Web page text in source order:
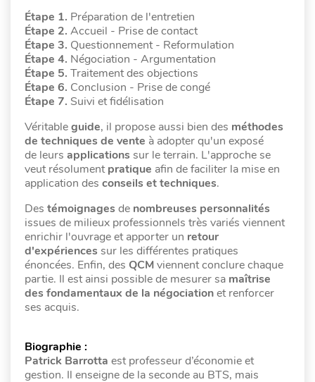
Étape 1. Préparation de l'entretien
Étape 2. Accueil - Prise de contact
Étape 3. Questionnement - Reformulation
Étape 4. Négociation - Argumentation
Étape 5. Traitement des objections
Étape 6. Conclusion - Prise de congé
Étape 7. Suivi et fidélisation
Véritableguide, il propose aussi bien des méthodes
de techniques de vente à adopter qu'un exposé
de leurs applications sur le terrain. L'approche se
veut résolumentpratique afin de faciliter la mise en
application des conseils et techniques.
Des témoignages de nombreuses personnalités
issues de milieux professionnels très variés viennent
enrichir l'ouvrage et apporter un retour
d'expériences sur les différentes pratiques
énoncées. Enfin, des QCMviennent conclure chaque
partie. Il est ainsi possible de mesurer sa maîtrise
des fondamentaux de la négociationet renforcer
ses acquis.
Biographie :
Patrick Barrotta est professeur d’économie et
gestion. Il enseigne de la seconde au BTS, mais